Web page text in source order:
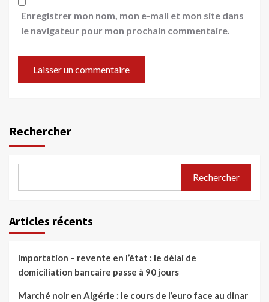
Enregistrer mon nom, mon e-mail et mon site dans
le navigateur pour mon prochain commentaire.
Rechercher
Rechercher
Articles récents
Importation – revente en l’état : le délai de
domiciliation bancaire passe à 90 jours
Marché noir en Algérie : le cours de l’euro face au dinar